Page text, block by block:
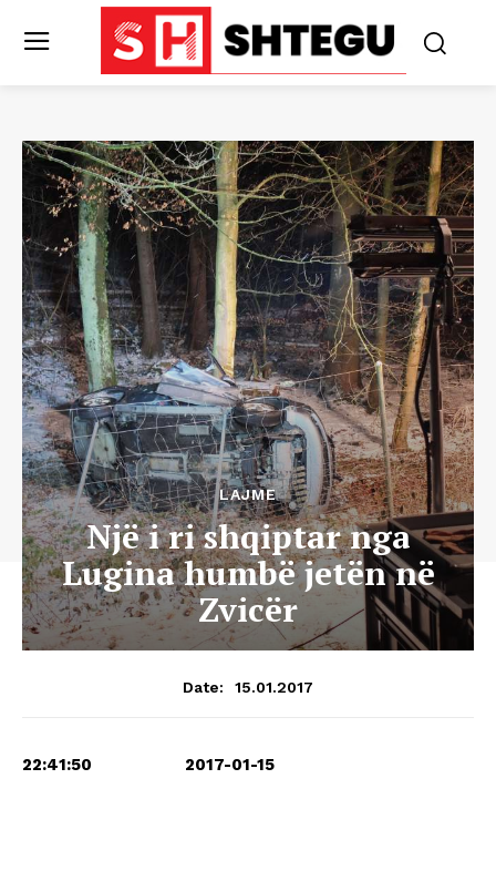
LAJME
Një i ri shqiptar nga
Lugina humbë jetën në
Zvicër
Date: 15.01.2017
22:41:50 2017-01-15